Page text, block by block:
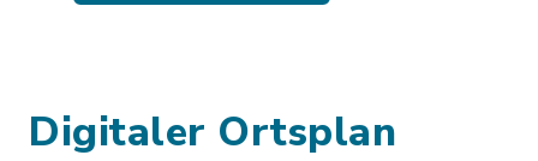
Digitaler Ortsplan